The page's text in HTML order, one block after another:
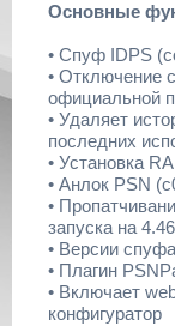
Основные
• Спуф IDPS
• Отключение
официальной
• Удаляет
последних
• Установка
• Анлок PSN
•
запуска на 4.46
• Версии
• Плагин
• Включает
конфигуратор